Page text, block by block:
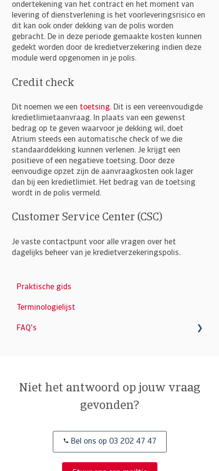
ondertekening van het contract en het moment van
levering of dienstverlening is het voorleveringsrisico en
dit kan ook onder dekking van de polis worden
gebracht. De in deze periode gemaakte kosten kunnen
gedekt worden door de kredietverzekering indien deze
module werd opgenomen in je polis.
Credit check
Dit noemen we een toetsing. Dit is een vereenvoudigde
kredietlimietaanvraag. In plaats van een gewenst
bedrag op te geven waarvoor je dekking wil, doet
Atrium steeds een automatische check of we die
standaarddekking kunnen verlenen. Je krijgt een
positieve of een negatieve toetsing. Door deze
eenvoudige opzet zijn de aanvraagkosten ook lager
dan bij een kredietlimiet. Het bedrag van de toetsing
wordt in de polis vermeld.
Customer Service Center (CSC)
Je vaste contactpunt voor alle vragen over het
dagelijks beheer van je kredietverzekeringspolis.
Praktische gids
Terminologielijst
FAQ's
Niet het antwoord op jouw vraag
gevonden?
Bel ons op 03 202 47 47